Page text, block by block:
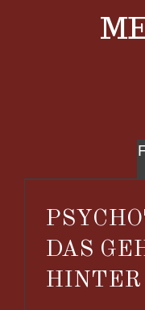
DAS
HINTER